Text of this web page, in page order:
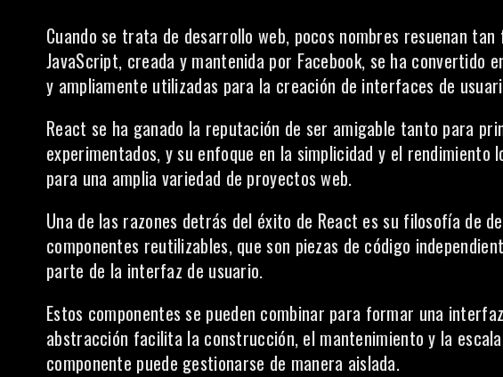
Cuando se trata de desarrollo web, pocos nombres resuenan
JavaScript, creada y mantenida por Facebook, se ha convertido
y ampliamente utilizadas para la creación de interfaces de
React se ha ganado la reputación de ser amigable tanto para
experimentados, y su enfoque en la simplicidad y el
para una amplia variedad de proyectos web.
Una de las razones detrás del éxito de React es su filosofía de
componentes reutilizables, que son piezas de código
parte de la interfaz de usuario.
Estos componentes se pueden combinar para formar una
abstracción facilita la construcción, el mantenimiento y la
componente puede gestionarse de manera aislada.